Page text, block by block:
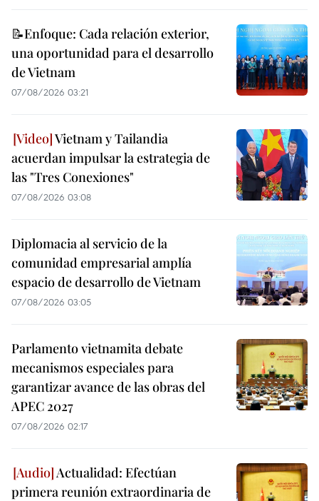
📝Enfoque: Cada relación exterior,
una oportunidad para el desarrollo
de Vietnam
07/08/2026 03:21
Vietnam y Tailandia
acuerdan impulsar la estrategia de
las "Tres Conexiones"
07/08/2026 03:08
Diplomacia al servicio de la
comunidad empresarial amplía
espacio de desarrollo de Vietnam
07/08/2026 03:05
Parlamento vietnamita debate
mecanismos especiales para
garantizar avance de las obras del
APEC 2027
07/08/2026 02:17
Actualidad: Efectúan
primera reunión extraordinaria de